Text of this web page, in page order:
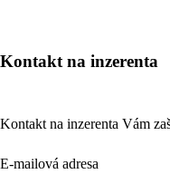
Kontakt na inzerenta
Kontakt na inzerenta Vám
E-mailová adresa